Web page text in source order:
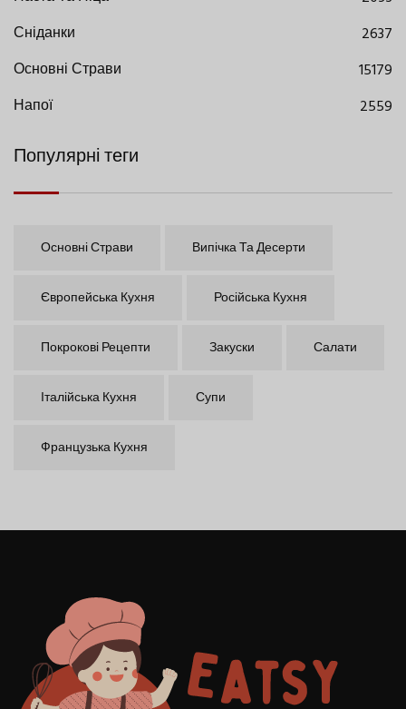
Сніданки
2637
Основні Страви
15179
Напої
2559
Популярні теги
Основні Страви Випічка Та Десерти
Європейська Кухня Російська Кухня
Покрокові Рецепти Закуски Салати
Італійська Кухня Супи
Французька Кухня